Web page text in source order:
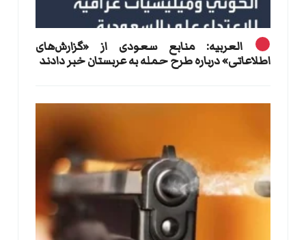
العربیه: منابع سعودی از «گزارش‌های
اطلاعاتی» درباره طرح حمله به عربستان خبر دادند